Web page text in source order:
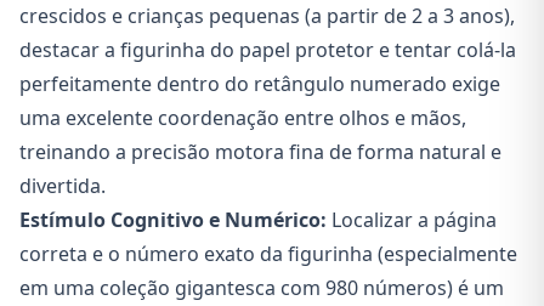
crescidos e crianças pequenas (a partir de 2 a 3 anos),
destacar a figurinha do papel protetor e tentar colá-la
perfeitamente dentro do retângulo numerado exige
uma excelente coordenação entre olhos e mãos,
treinando a precisão motora fina de forma natural e
divertida.
Estímulo Cognitivo e Numérico: Localizar a página
correta e o número exato da figurinha (especialmente
em uma coleção gigantesca com 980 números) é um